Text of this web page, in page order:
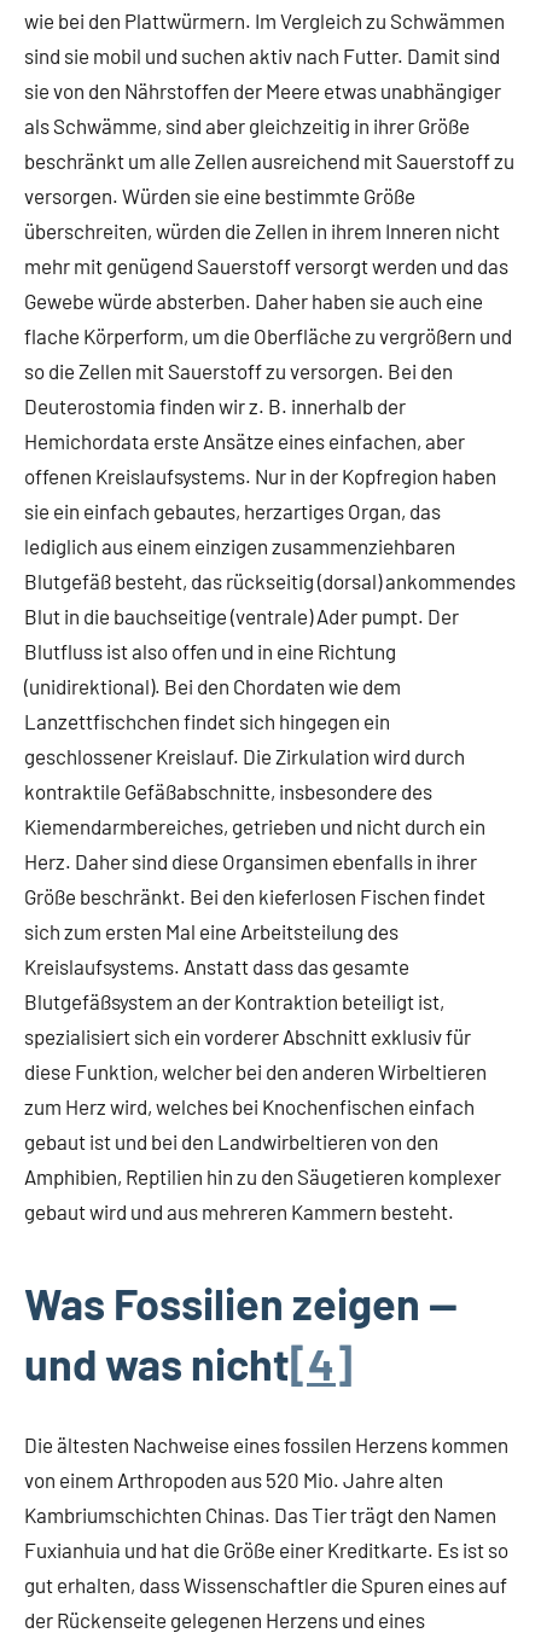
wie bei den Plattwürmern. Im Vergleich zu Schwämmen
sind sie mobil und suchen aktiv nach Futter. Damit sind
sie von den Nährstoffen der Meere etwas unabhängiger
als Schwämme, sind aber gleichzeitig in ihrer Größe
beschränkt um alle Zellen ausreichend mit Sauerstoff zu
versorgen. Würden sie eine bestimmte Größe
überschreiten, würden die Zellen in ihrem Inneren nicht
mehr mit genügend Sauerstoff versorgt werden und das
Gewebe würde absterben. Daher haben sie auch eine
flache Körperform, um die Oberfläche zu vergrößern und
so die Zellen mit Sauerstoff zu versorgen. Bei den
Deuterostomia finden wir z. B. innerhalb der
Hemichordata erste Ansätze eines einfachen, aber
offenen Kreislaufsystems. Nur in der Kopfregion haben
sie ein einfach gebautes, herzartiges Organ, das
lediglich aus einem einzigen zusammenziehbaren
Blutgefäß besteht, das rückseitig (dorsal) ankommendes
Blut in die bauchseitige (ventrale) Ader pumpt. Der
Blutfluss ist also offen und in eine Richtung
(unidirektional). Bei den Chordaten wie dem
Lanzettfischchen findet sich hingegen ein
geschlossener Kreislauf. Die Zirkulation wird durch
kontraktile Gefäßabschnitte, insbesondere des
Kiemendarmbereiches, getrieben und nicht durch ein
Herz. Daher sind diese Organsimen ebenfalls in ihrer
Größe beschränkt. Bei den kieferlosen Fischen findet
sich zum ersten Mal eine Arbeitsteilung des
Kreislaufsystems. Anstatt dass das gesamte
Blutgefäßsystem an der Kontraktion beteiligt ist,
spezialisiert sich ein vorderer Abschnitt exklusiv für
diese Funktion, welcher bei den anderen Wirbeltieren
zum Herz wird, welches bei Knochenfischen einfach
gebaut ist und bei den Landwirbeltieren von den
Amphibien, Reptilien hin zu den Säugetieren komplexer
gebaut wird und aus mehreren Kammern besteht.
Was Fossilien zeigen —
und was nicht[4]
Die ältesten Nachweise eines fossilen Herzens kommen
von einem Arthropoden aus 520 Mio. Jahre alten
Kambriumschichten Chinas. Das Tier trägt den Namen
Fuxianhuia und hat die Größe einer Kreditkarte. Es ist so
gut erhalten, dass Wissenschaftler die Spuren eines auf
der Rückenseite gelegenen Herzens und eines